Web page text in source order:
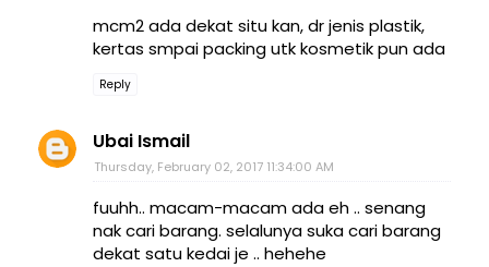
mcm2 ada dekat situ kan, dr jenis plastik,
kertas smpai packing utk kosmetik pun ada
Reply
Ubai Ismail
Thursday, February 02, 2017 11:34:00 AM
fuuhh.. macam-macam ada eh .. senang
nak cari barang. selalunya suka cari barang
dekat satu kedai je .. hehehe